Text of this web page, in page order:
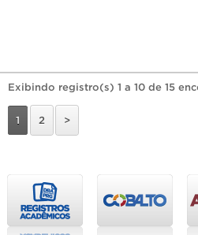
Exibindo registro(s) 1 a 10 de 15
1 2 >